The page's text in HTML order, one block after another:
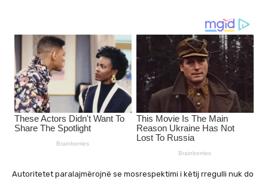
Autoritetet paralajmërojnë se mosrespektimi i këtij rregulli nuk do